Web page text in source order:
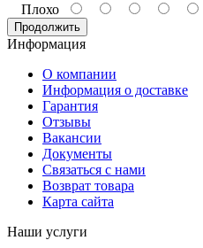
Плохо
Продолжить
Информация
О компании
Информация о доставке
Гарантия
Отзывы
Вакансии
Документы
Связаться с нами
Возврат товара
Карта сайта
Наши услуги